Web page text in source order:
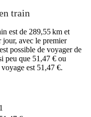
train
est de 289,55 km et
avec le premier
possible de voyager de
peu que 51,47 € ou
est 51,47 €.
1